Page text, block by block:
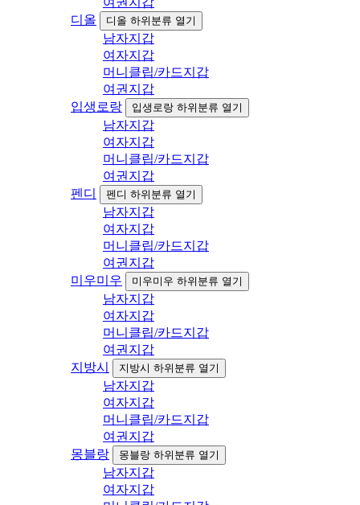
디올
디올 하위분류 열기
남자지갑
여자지갑
머니클립/카드지갑
여권지갑
입생로랑
입생로랑 하위분류 열기
남자지갑
여자지갑
머니클립/카드지갑
여권지갑
펜디
펜디 하위분류 열기
남자지갑
여자지갑
머니클립/카드지갑
여권지갑
미우미우
미우미우 하위분류 열기
남자지갑
여자지갑
머니클립/카드지갑
여권지갑
지방시
지방시 하위분류 열기
남자지갑
여자지갑
머니클립/카드지갑
여권지갑
몽블랑
몽블랑 하위분류 열기
남자지갑
여자지갑